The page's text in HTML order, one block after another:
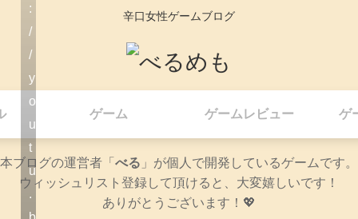
辛口女性ゲームブログ
ゲーム ゲームレビュー ゲ
本ブログの運営者「 べる 」が個人で開発しているゲームです。
ウィッシュリスト登録して頂けると、大変嬉しいです！
ありがとうございます！💖
:
/
/
y
o
u
t
u
.